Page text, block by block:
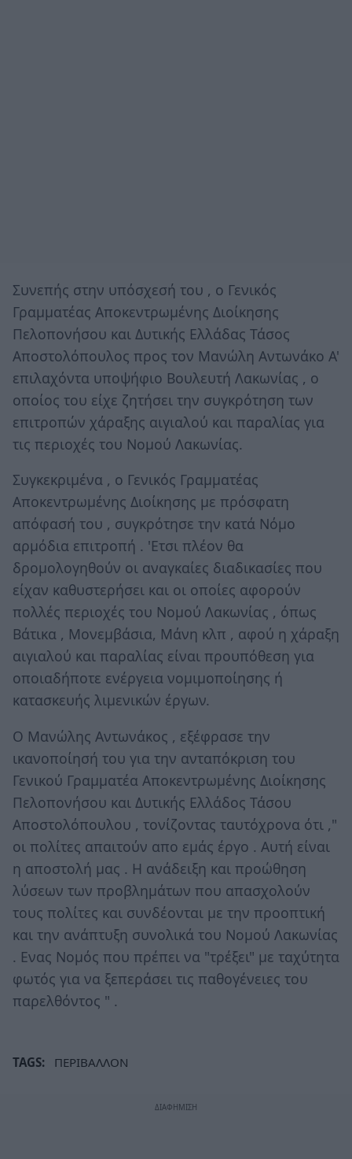
Συνεπής στην υπόσχεσή του , ο Γενικός
Γραμματέας Αποκεντρωμένης Διοίκησης
Πελοπονήσου και Δυτικής Ελλάδας Τάσος
Αποστολόπουλος προς τον Μανώλη Αντωνάκο Α'
επιλαχόντα υποψήφιο Βουλευτή Λακωνίας , ο
οποίος του είχε ζητήσει την συγκρότηση των
επιτροπών χάραξης αιγιαλού και παραλίας για
τις περιοχές του Νομού Λακωνίας.
Συγκεκριμένα , ο Γενικός Γραμματέας
Αποκεντρωμένης Διοίκησης με πρόσφατη
απόφασή του , συγκρότησε την κατά Νόμο
αρμόδια επιτροπή . 'Ετσι πλέον θα
δρομολογηθούν οι αναγκαίες διαδικασίες που
είχαν καθυστερήσει και οι οποίες αφορούν
πολλές περιοχές του Νομού Λακωνίας , όπως
Βάτικα , Μονεμβάσια, Μάνη κλπ , αφού η χάραξη
αιγιαλού και παραλίας είναι προυπόθεση για
οποιαδήποτε ενέργεια νομιμοποίησης ή
κατασκευής λιμενικών έργων.
Ο Μανώλης Αντωνάκος , εξέφρασε την
ικανοποίησή του για την ανταπόκριση του
Γενικού Γραμματέα Αποκεντρωμένης Διοίκησης
Πελοπονήσου και Δυτικής Ελλάδος Τάσου
Αποστολόπουλου , τονίζοντας ταυτόχρονα ότι ,"
οι πολίτες απαιτούν απο εμάς έργο . Αυτή είναι
η αποστολή μας . Η ανάδειξη και προώθηση
λύσεων των προβλημάτων που απασχολούν
τους πολίτες και συνδέονται με την προοπτική
και την ανάπτυξη συνολικά του Νομού Λακωνίας
. Ενας Νομός που πρέπει να "τρέξει" με ταχύτητα
φωτός για να ξεπεράσει τις παθογένειες του
παρελθόντος " .
TAGS: ΠΕΡΙΒΑΛΛΟΝ